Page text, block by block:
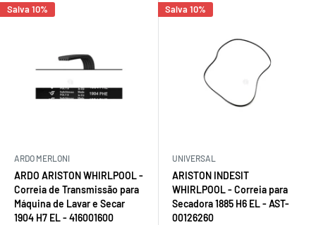
Salva 10%
ARDO MERLONI
ARDO ARISTON WHIRLPOOL -
Correia de Transmissão para
Máquina de Lavar e Secar
1904 H7 EL - 416001600
Salva 10%
UNIVERSAL
ARISTON INDESIT
WHIRLPOOL - Correia para
Secadora 1885 H6 EL - AST-
00126260